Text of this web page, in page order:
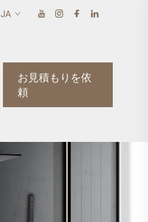
JA
お見積もりを依
頼